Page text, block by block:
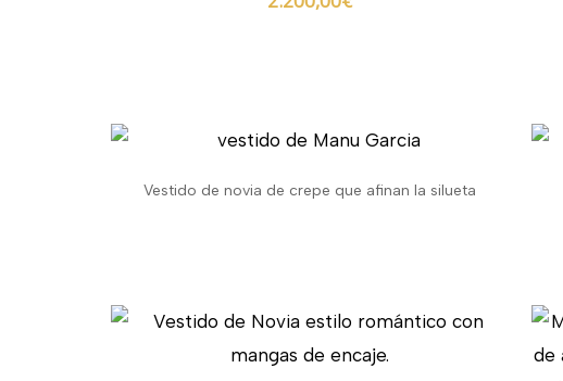
Vestido de novia de crepe que afinan la silueta